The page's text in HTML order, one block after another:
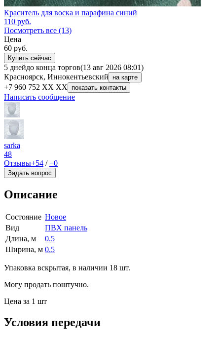
Краситель для воска и парафина синий
110 руб.
Посмотреть все (13)
Цена
60 руб.
Купить сейчас
5 днейдо конца торгов(13 авг 2026 08:01)
Красноярск, Иннокентьевский
на карте
+7 960 752 XX XX показать контакты
Написать сообщение
sarka
48
Отзывы+54 /−0
Задать вопрос
Описание
Состояние Новое
Вид
ПВХ панель
Длина, м
0.5
Ширина, м 0.5
Упаковка вскрытая, в наличии 18 шт.
Могу продать поштучно.
Цена за 1 шт
Условия передачи